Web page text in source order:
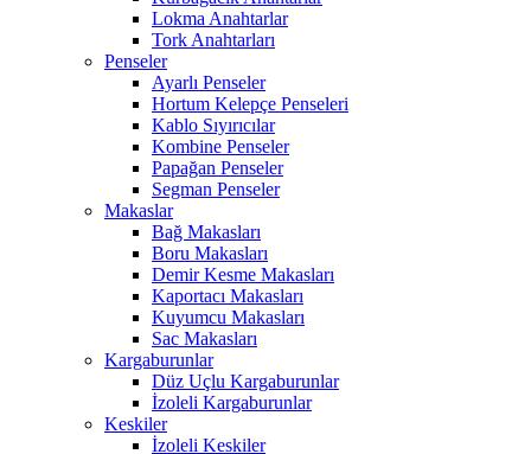
Lokma Anahtarlar
Tork Anahtarları
Penseler
Ayarlı Penseler
Hortum Kelepçe Penseleri
Kablo Sıyırıcılar
Kombine Penseler
Papağan Penseler
Segman Penseler
Makaslar
Bağ Makasları
Boru Makasları
Demir Kesme Makasları
Kaportacı Makasları
Kuyumcu Makasları
Sac Makasları
Kargaburunlar
Düz Uçlu Kargaburunlar
İzoleli Kargaburunlar
Keskiler
İzoleli Keskiler